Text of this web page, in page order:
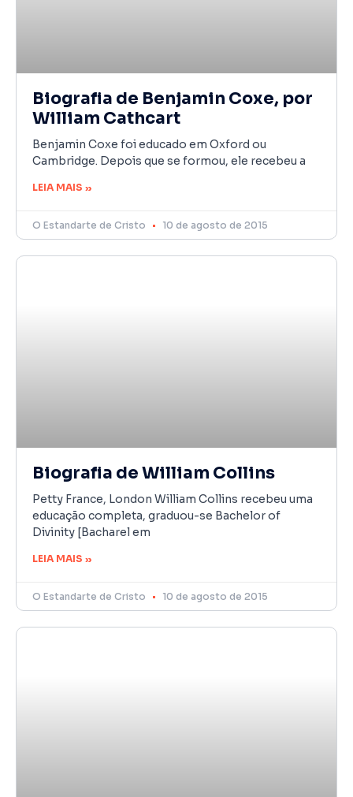
Biografia de Benjamin Coxe, por
William Cathcart
Benjamin Coxe foi educado em Oxford ou
Cambridge. Depois que se formou, ele recebeu a
LEIA MAIS »
O Estandarte de Cristo 10 de agosto de 2015
Biografia de William Collins
Petty France, London William Collins recebeu uma
educação completa, graduou-se Bachelor of
Divinity [Bacharel em
LEIA MAIS »
O Estandarte de Cristo 10 de agosto de 2015